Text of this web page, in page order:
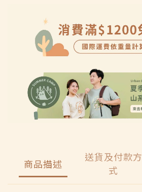
商品描述
送貨及付款方
式